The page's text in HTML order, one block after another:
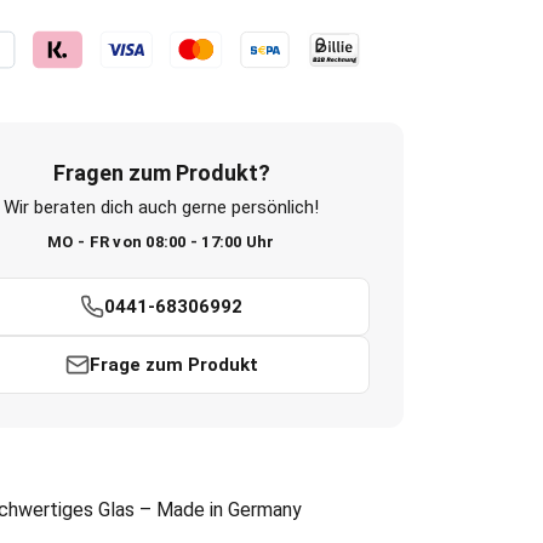
Fragen zum Produkt?
Wir beraten dich auch gerne persönlich!
MO - FR von 08:00 - 17:00 Uhr
0441-68306992
Frage zum Produkt
Glas – Made in Germany